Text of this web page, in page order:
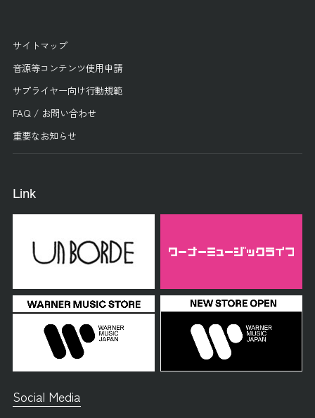
サイトマップ
音源等コンテンツ使用申請
サプライヤー向け行動規範
FAQ / お問い合わせ
重要なお知らせ
Link
Social Media